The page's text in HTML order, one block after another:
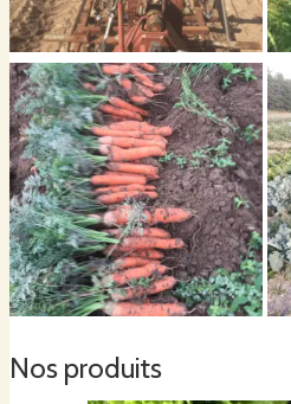
Vous pouvez nous trouver au 1 chemin
Vous pouvez nous joindre au 06 03 55
champsduloup@gmail.com
Vous pouvez nous suivre sur notre page
Facebookhttps://www.facebook.com/
Nos produits